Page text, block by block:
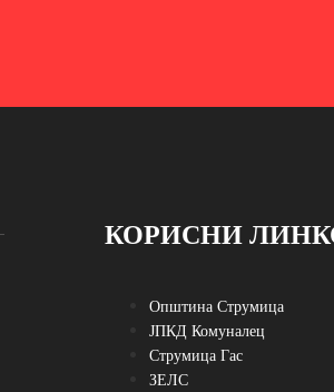
КОРИСНИ
Општина Струмица
ЈПКД Комуналец
Струмица Гас
ЗЕЛС